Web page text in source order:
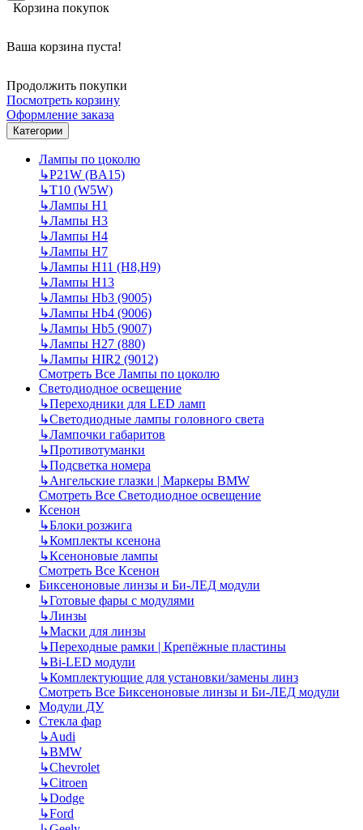
Корзина покупок
Ваша корзина пуста!
Продолжить покупки
Посмотреть корзину
Оформление заказа
Категории
Лампы по цоколю
↳P21W (BA15)
↳T10 (W5W)
↳Лампы H1
↳Лампы H3
↳Лампы H4
↳Лампы H7
↳Лампы H11 (H8,H9)
↳Лампы H13
↳Лампы Hb3 (9005)
↳Лампы Hb4 (9006)
↳Лампы Hb5 (9007)
↳Лампы H27 (880)
↳Лампы HIR2 (9012)
Смотреть Все Лампы по цоколю
Светодиодное освещение
↳Переходники для LED ламп
↳Светодиодные лампы головного света
↳Лампочки габаритов
↳Противотуманки
↳Подсветка номера
↳Ангельские глазки | Маркеры BMW
Смотреть Все Светодиодное освещение
Ксенон
↳Блоки розжига
↳Комплекты ксенона
↳Ксеноновые лампы
Смотреть Все Ксенон
Биксеноновые линзы и Би-ЛЕД модули
↳Готовые фары с модулями
↳Линзы
↳Маски для линзы
↳Переходные рамки | Крепёжные пластины
↳Bi-LED модули
↳Комплектующие для установки/замены линз
Смотреть Все Биксеноновые линзы и Би-ЛЕД модули
Модули ДУ
Стекла фар
↳Audi
↳BMW
↳Chevrolet
↳Citroen
↳Dodge
↳Ford